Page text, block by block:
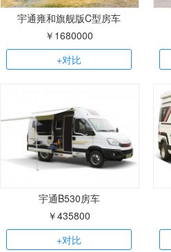
宇通雍和旗舰版C型房车
￥1680000
+对比
宇通B530房车
￥435800
+对比